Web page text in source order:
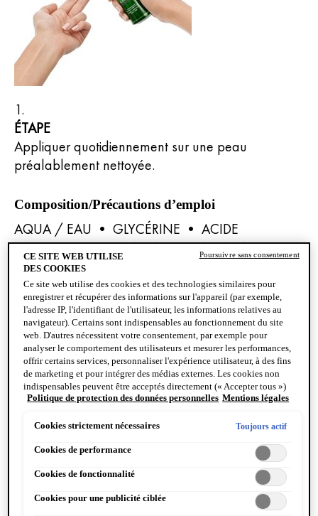
ÉTAPE
Appliquer quotidiennement sur une peau
préalablement nettoyée.
Composition/Précautions d’emploi
AQUA / EAU • GLYCÉRINE • ACIDE
SALICYLIQUE • ISONONYL ISONONANOATE
• BUTYLÈNE GLYCOL • KAOLIN • SULFATE DE
ZINC • LYSAT DE FERMENT BIFIDA •
HYDROXYDE DE SODIUM • POLYACRYLATE DE
SODIUM • HYALURONATE DE SODIUM •
BENZOATE DE SODIUM • PHENOXYÉTHANOL
• ASCORBYL GLUCOSIDE • CAPRYLYL GLYCOL
• SEL DE SODIUM DE L'ACIDE ALGINIQUE
HYDROLYSÉ • TRISODIUM ETHYLENEDIAMINE
POLYMÈRE CROISÉ D'ACRYLATES/C10-30 ALKYL
ACRYLATE • PARFUM / FRAGRANCE
EN CAS DE CONTACT AVEC LES YEUX, LES
RINCER IMMÉDIATEMENT ET ABONDAMMENT.
CE SITE WEB UTILISE
DES COOKIES
Ce site web utilise des cookies et des technologies similaires pour
enregistrer et récupérer des informations sur l'appareil (par exemple,
l'adresse IP, l'identifiant de l'utilisateur, les informations relatives au
navigateur). Certains sont indispensables au fonctionnement du site
web. D'autres nécessitent votre consentement, par exemple pour
analyser le comportement des utilisateurs et mesurer les performances,
offrir certains services, personnaliser l'expérience utilisateur, à des fins
de marketing et pour intégrer des médias externes. Les cookies non
indispensables peuvent être acceptés directement (« Accepter tous »)
ou refusés (« Continuer sans consentement »). Il est également
préférences (« Enregistrer mes choix »). Vous pouvez modifier votre
cookies ». Pour plus d'informations, veuillez consulter notre politique
Politique de protection des données personnelles Mentions légales
Cookies strictement nécessaires Toujours actif
Cookies de performance
Cookies de fonctionnalité
Cookies pour une publicité ciblée
Poursuivre sans consentement